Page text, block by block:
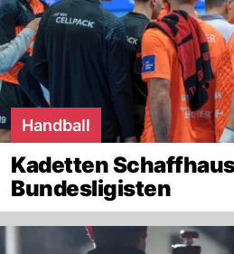
Handball
Kadetten
Bundesligisten